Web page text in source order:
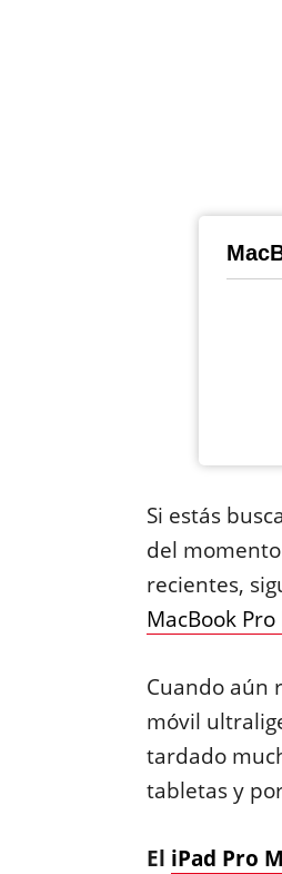
Si estás
del
recientes,
MacBook
Cuando aún
móvil
tardado
tabletas y
El iPad Pro